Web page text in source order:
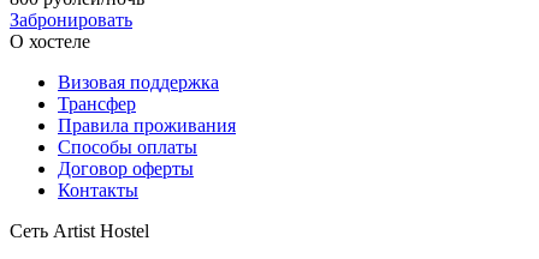
Забронировать
О хостеле
Визовая поддержка
Трансфер
Правила проживания
Способы оплаты
Договор оферты
Контакты
Сеть Artist Hostel